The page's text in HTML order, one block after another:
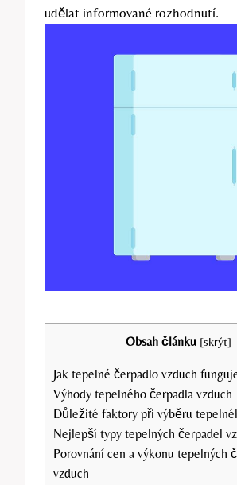
udělat informované rozhodnutí.
Obsah článku [skrýt]
Jak tepelné čerpadlo vzduch
Výhody tepelného čerpadla vzduch
Důležité faktory při výběru
Nejlepší typy tepelných čerpadel
Porovnání cen a výkonu tepelných
vzduch